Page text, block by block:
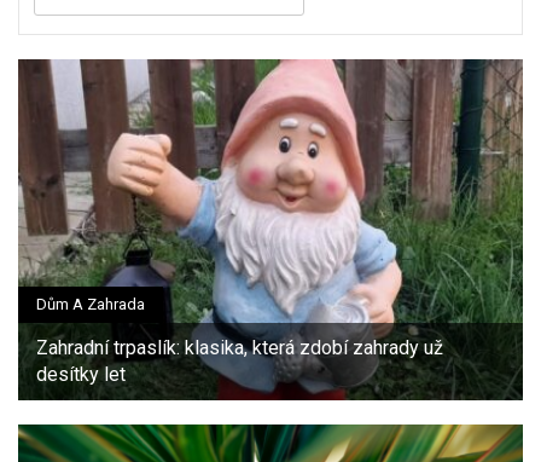
Dům A Zahrada
Zahradní trpaslík: klasika, která zdobí zahrady už
desítky let